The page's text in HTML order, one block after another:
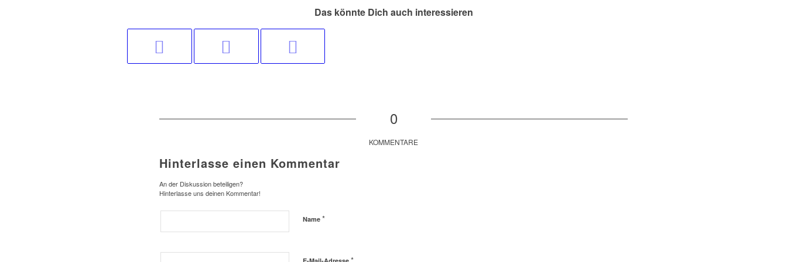
Das könnte Dich auch interessieren
0
KOMMENTARE
Hinterlasse einen Kommentar
An der Diskussion beteiligen?
Hinterlasse uns deinen Kommentar!
Name *